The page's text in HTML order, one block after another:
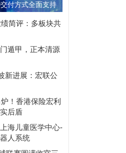
付方式全面支持
需...
简评：多板块共
遁甲，正本清源
新进展：宏联公
！香港保险宏利
后盾
海儿童医学中心-
人系统